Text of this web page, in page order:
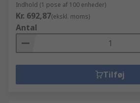
Indhold (1 pose af 100 enheder)
Kr. 692,87(ekskl. moms)
Antal
Tilføj